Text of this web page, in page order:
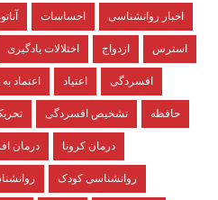
احساسات اخبار روانشناسی
اختلالات یادگیری ازدواج استرس
اعتماد اعتیاد افسردگی
تشخیص افسردگی حافظه
درمان درمان کرونا
روانشناسی کودک